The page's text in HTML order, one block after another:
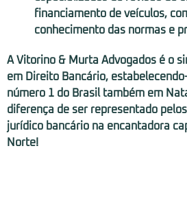
financiamento de veículos,
conhecimento das normas e
A Vitorino & Murta Advogados é o
em Direito Bancário,
número 1 do Brasil também em
diferença de ser representado
jurídico bancário na encantadora
Norte!